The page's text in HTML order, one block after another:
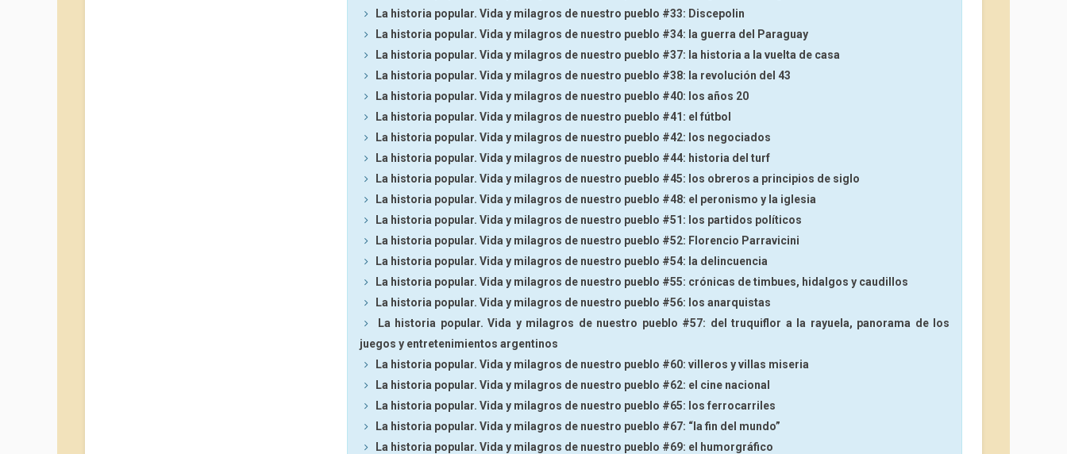
La historia popular. Vida y milagros de nuestro pueblo #33: Discepolin
La historia popular. Vida y milagros de nuestro pueblo #34: la guerra del Paraguay
La historia popular. Vida y milagros de nuestro pueblo #37: la historia a la vuelta de casa
La historia popular. Vida y milagros de nuestro pueblo #38: la revolución del 43
La historia popular. Vida y milagros de nuestro pueblo #40: los años 20
La historia popular. Vida y milagros de nuestro pueblo #41: el fútbol
La historia popular. Vida y milagros de nuestro pueblo #42: los negociados
La historia popular. Vida y milagros de nuestro pueblo #44: historia del turf
La historia popular. Vida y milagros de nuestro pueblo #45: los obreros a principios de siglo
La historia popular. Vida y milagros de nuestro pueblo #48: el peronismo y la iglesia
La historia popular. Vida y milagros de nuestro pueblo #51: los partidos políticos
La historia popular. Vida y milagros de nuestro pueblo #52: Florencio Parravicini
La historia popular. Vida y milagros de nuestro pueblo #54: la delincuencia
La historia popular. Vida y milagros de nuestro pueblo #55: crónicas de timbues, hidalgos y caudillos
La historia popular. Vida y milagros de nuestro pueblo #56: los anarquistas
La historia popular. Vida y milagros de nuestro pueblo #57: del truquiflor a la rayuela, panorama de los
juegos y entretenimientos argentinos
La historia popular. Vida y milagros de nuestro pueblo #60: villeros y villas miseria
La historia popular. Vida y milagros de nuestro pueblo #62: el cine nacional
La historia popular. Vida y milagros de nuestro pueblo #65: los ferrocarriles
La historia popular. Vida y milagros de nuestro pueblo #67: “la fin del mundo”
La historia popular. Vida y milagros de nuestro pueblo #69: el humorgráfico